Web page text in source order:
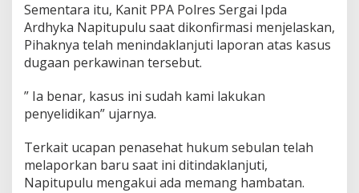
Sementara itu, Kanit PPA Polres Sergai Ipda
Ardhyka Napitupulu saat dikonfirmasi menjelaskan,
Pihaknya telah menindaklanjuti laporan atas kasus
dugaan perkawinan tersebut.
” Ia benar, kasus ini sudah kami lakukan
penyelidikan” ujarnya.
Terkait ucapan penasehat hukum sebulan telah
melaporkan baru saat ini ditindaklanjuti,
Napitupulu mengakui ada memang hambatan.